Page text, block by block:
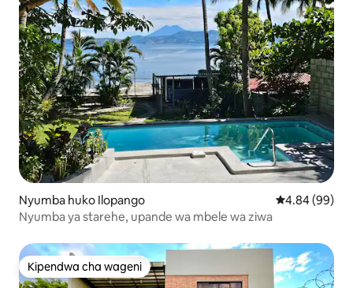
Nyumba huko Ilopango Ukadiriaji wa
4.84 (99)
Nyumba ya starehe, upande wa mbele wa ziwa
Kipendwa cha wageni
Kipendwa cha wageni